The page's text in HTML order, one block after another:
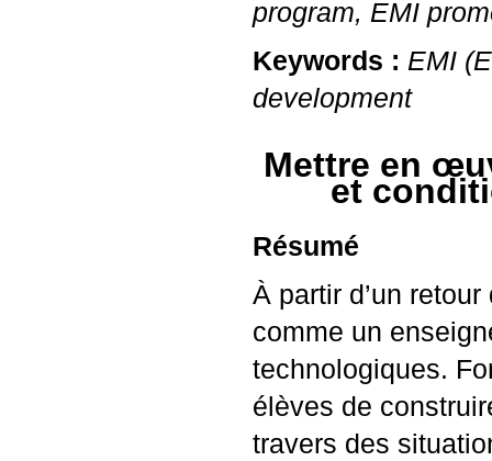
program, EMI
Keywords : EMI
development
Mettre en
et
Résumé
À partir d’un
comme un
technologiques.
élèves de
travers des